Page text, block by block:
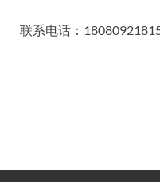
联系电话：